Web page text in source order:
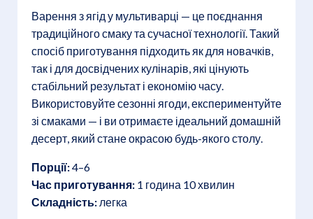
Варення з ягід у мультиварці — це поєднання
традиційного смаку та сучасної технології. Такий
спосіб приготування підходить як для новачків,
так і для досвідчених кулінарів, які цінують
стабільний результат і економію часу.
Використовуйте сезонні ягоди, експериментуйте
зі смаками — і ви отримаєте ідеальний домашній
десерт, який стане окрасою будь-якого столу.
Порції:4–6
Час приготування: 1 година 10 хвилин
Складність: легка